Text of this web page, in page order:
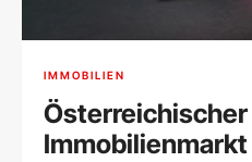
IMMOBILIEN
Österreichischer